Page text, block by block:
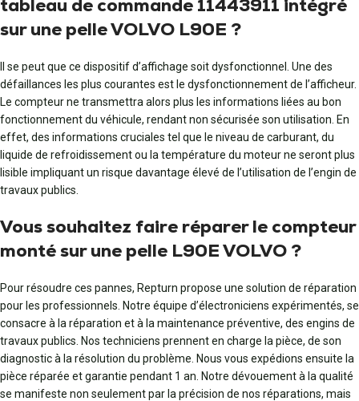
tableau de commande 11443911 intégré
sur une pelle VOLVO L90E ?
Il se peut que ce dispositif d’affichage soit dysfonctionnel. Une des
défaillances les plus courantes est le dysfonctionnement de l’afficheur.
Le compteur ne transmettra alors plus les informations liées au bon
fonctionnement du véhicule, rendant non sécurisée son utilisation. En
effet, des informations cruciales tel que le niveau de carburant, du
liquide de refroidissement ou la température du moteur ne seront plus
lisible impliquant un risque davantage élevé de l’utilisation de l’engin de
travaux publics.
Vous souhaitez faire réparer le compteur
monté sur une pelle L90E VOLVO ?
Pour résoudre ces pannes, Repturn propose une solution de réparation
pour les professionnels. Notre équipe d’électroniciens expérimentés, se
consacre à la réparation et à la maintenance préventive, des engins de
travaux publics. Nos techniciens prennent en charge la pièce, de son
diagnostic à la résolution du problème. Nous vous expédions ensuite la
pièce réparée et garantie pendant 1 an. Notre dévouement à la qualité
se manifeste non seulement par la précision de nos réparations, mais